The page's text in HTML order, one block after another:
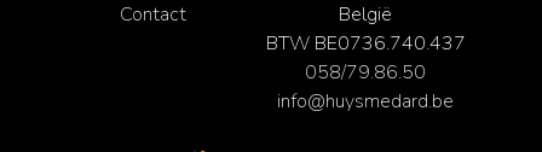
Contact
België
BTW BE0736.740.437
058/79.86.50
info@huysmedard.be